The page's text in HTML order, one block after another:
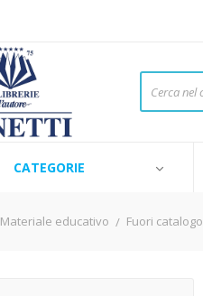
CATEGORIE
Materiale educativo Fuori catalogo